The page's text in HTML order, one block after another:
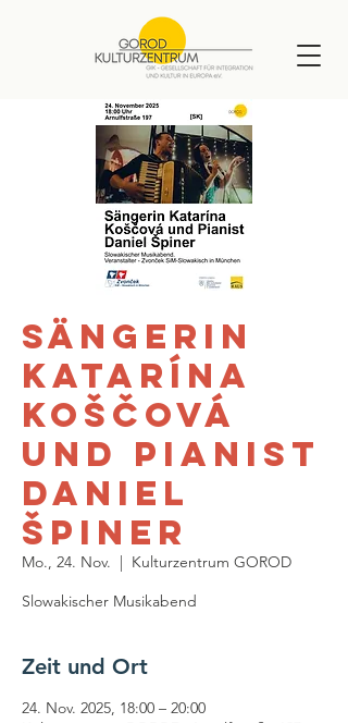
Sängerin
Katarína
Koščová
und Pianist
Daniel
Špiner
Mo., 24. Nov.
  |
Kulturzentrum GOROD
Slowakischer Musikabend
Zeit und Ort
24. Nov. 2025, 18:00 – 20:00